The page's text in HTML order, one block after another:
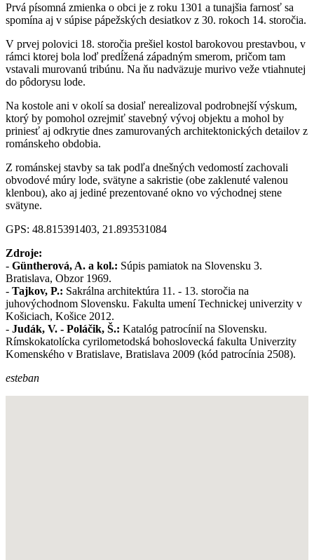
Prvá písomná zmienka o obci je z roku 1301 a tunajšia farnosť sa
spomína aj v súpise pápežských desiatkov z 30. rokoch 14. storočia.
V prvej polovici 18. storočia prešiel kostol barokovou prestavbou, v
rámci ktorej bola loď predĺžená západným smerom, pričom tam
vstavali murovanú tribúnu. Na ňu nadväzuje murivo veže vtiahnutej
do pôdorysu lode.
Na kostole ani v okolí sa dosiaľ nerealizoval podrobnejší výskum,
ktorý by pomohol ozrejmiť stavebný vývoj objektu a mohol by
priniesť aj odkrytie dnes zamurovaných architektonických detailov z
románskeho obdobia.
Z románskej stavby sa tak podľa dnešných vedomostí zachovali
obvodové múry lode, svätyne a sakristie (obe zaklenuté valenou
klenbou), ako aj jediné prezentované okno vo východnej stene
svätyne.
GPS: 48.815391403, 21.893531084
Zdroje:
- Güntherová, A. a kol.: Súpis pamiatok na Slovensku 3.
Bratislava, Obzor 1969.
- Tajkov, P.: Sakrálna architektúra 11. - 13. storočia na
juhovýchodnom Slovensku. Fakulta umení Technickej univerzity v
Košiciach, Košice 2012.
- Judák, V. - Poláčik, Š.: Katalóg patrocínií na Slovensku.
Rímskokatolícka cyrilometodská bohoslovecká fakulta Univerzity
Komenského v Bratislave, Bratislava 2009 (kód patrocínia 2508).
esteban